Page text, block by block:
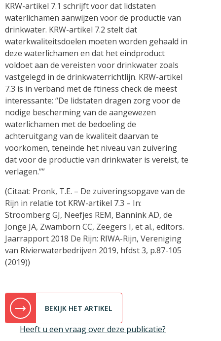
KRW-artikel 7.1 schrijft voor dat lidstaten
waterlichamen aanwijzen voor de productie van
drinkwater. KRW-artikel 7.2 stelt dat
waterkwaliteitsdoelen moeten worden gehaald in
deze waterlichamen en dat het eindproduct
voldoet aan de vereisten voor drinkwater zoals
vastgelegd in de drinkwaterrichtlijn. KRW-artikel
7.3 is in verband met de ftiness check de meest
interessante: “De lidstaten dragen zorg voor de
nodige bescherming van de aangewezen
waterlichamen met de bedoeling de
achteruitgang van de kwaliteit daarvan te
voorkomen, teneinde het niveau van zuivering
dat voor de productie van drinkwater is vereist, te
verlagen.””
(Citaat: Pronk, T.E. – De zuiveringsopgave van de
Rijn in relatie tot KRW-artikel 7.3 – In:
Stroomberg GJ, Neefjes REM, Bannink AD, de
Jonge JA, Zwamborn CC, Zeegers I, et al., editors.
Jaarrapport 2018 De Rijn: RIWA-Rijn, Vereniging
van Rivierwaterbedrijven 2019, hfdst 3, p.87-105
(2019))
BEKIJK HET ARTIKEL
Heeft u een vraag over deze publicatie?